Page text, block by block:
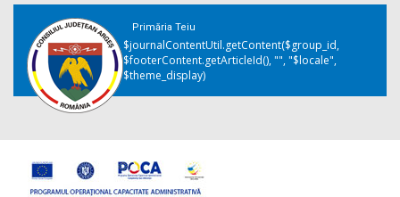
Primăria Teiu
$journalContentUtil.getContent($group_id,
$footerContent.getArticleId(), "", "$locale",
$theme_display)